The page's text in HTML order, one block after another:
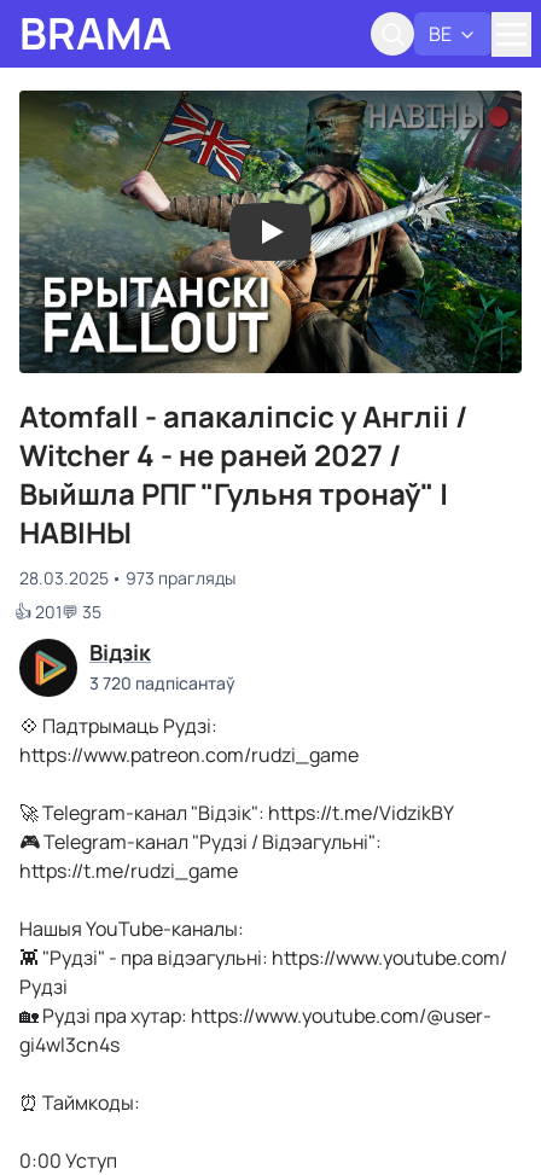
BRAMA BE
Atomfall - апакаліпсіс у Англіі /
Witcher 4 - не раней 2027 /
Выйшла РПГ "Гульня тронаў" |
НАВІНЫ
28.03.2025
973 прагляды
👍 201💬 35
Відзік
3 720 падпісантаў
💠 Падтрымаць Рудзі:
https://www.patreon.com/rudzi_game
🚀 Telegram-канал "Відзік": https://t.me/VidzikBY
🎮 Telegram-канал "Рудзі / Відэагульні":
https://t.me/rudzi_game
Нашыя YouTube-каналы:
👾 "Рудзі" - пра відэагульні: https://www.youtube.com/
Рудзі
🏡 Рудзі пра хутар: https://www.youtube.com/@user-
gi4wl3cn4s
⏰ Таймкоды:
0:00 Уступ